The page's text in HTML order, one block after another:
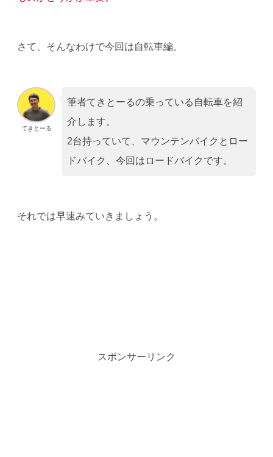
さて、そんなわけで今回は自転車編。
てきとーる
筆者てきとーるの乗っている自転車を紹
介します。
2台持っていて、マウンテンバイクとロー
ドバイク、今回はロードバイクです。
それでは早速みていきましょう。
スポンサーリンク